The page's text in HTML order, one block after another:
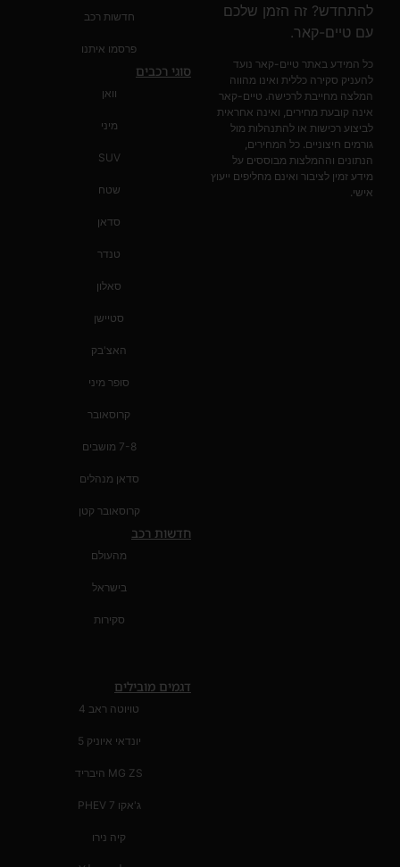
חדשות רכב
פרסמו איתנו
סוגי רכבים
וואן
מיני
SUV
שטח
סדאן
טנדר
סאלון
סטיישן
האצ'בק
סופר מיני
קרוסאובר
7-8 מושבים
סדאן מנהלים
קרוסאובר קטן
חדשות רכב
מהעולם
בישראל
סקירות
דגמים מובילים
טויוטה ראב 4
יונדאי איוניק 5
MG ZS היבריד
ג'אקו 7 PHEV
קיה נירו
להתחדש? זה הזמן שלכם
עם טיים-קאר.
כל המידע באתר טיים-קאר נועד
להעניק סקירה כללית ואינו מהווה
המלצה מחייבת לרכישה. טיים-קאר
אינה קובעת מחירים, ואינה אחראית
לביצוע רכישות או להתנהלות מול
גורמים חיצוניים. כל המחירים,
הנתונים וההמלצות מבוססים על
מידע זמין לציבור ואינם מחליפים ייעוץ
אישי.